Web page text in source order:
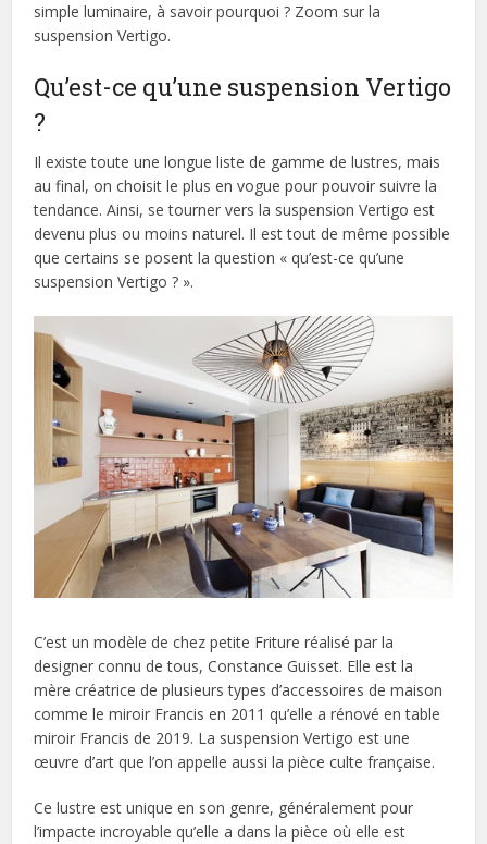
simple luminaire, à savoir pourquoi ? Zoom sur la
suspension Vertigo.
Qu’est-ce qu’une suspension Vertigo
?
Il existe toute une longue liste de gamme de lustres, mais
au final, on choisit le plus en vogue pour pouvoir suivre la
tendance. Ainsi, se tourner vers la suspension Vertigo est
devenu plus ou moins naturel. Il est tout de même possible
que certains se posent la question « qu’est-ce qu’une
suspension Vertigo ? ».
C’est un modèle de chez petite Friture réalisé par la
designer connu de tous, Constance Guisset. Elle est la
mère créatrice de plusieurs types d’accessoires de maison
comme le miroir Francis en 2011 qu’elle a rénové en table
miroir Francis de 2019. La suspension Vertigo est une
œuvre d’art que l’on appelle aussi la pièce culte française.
Ce lustre est unique en son genre, généralement pour
l’impacte incroyable qu’elle a dans la pièce où elle est